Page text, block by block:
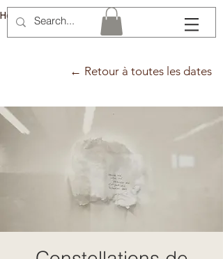
Hélène Lémery
← Retour à toutes les dates